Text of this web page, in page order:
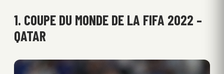
1. COUPE DU MONDE DE LA FIFA 2022 –
QATAR